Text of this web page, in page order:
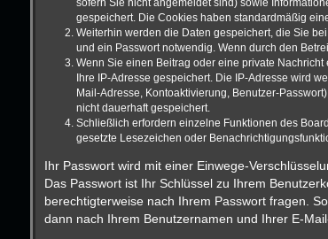
gespeichert. Die Cookies haben standardmäßig
Weiterhin werden die Daten gespeichert, die Sie
und ein Passwort notwendig. Wenn durch den
Wenn Sie einen Beitrag oder eine private
Ihre IP-Adresse gespeichert. Die IP-Adresse wird
Mail-Adresse, Kontoaktivierung, Benutzer-
nicht dauerhaft gespeichert.
Schließlich erfordern einzelne Funktionen des
gesetzte Lesezeichen oder
Ihr Passwort wird mit einer Einwege-
Das Passwort ist Ihr Schlüssel zu Ihrem
berechtigterweise nach Ihrem Passwort fragen.
dann nach Ihrem Benutzernamen und Ihrer E-